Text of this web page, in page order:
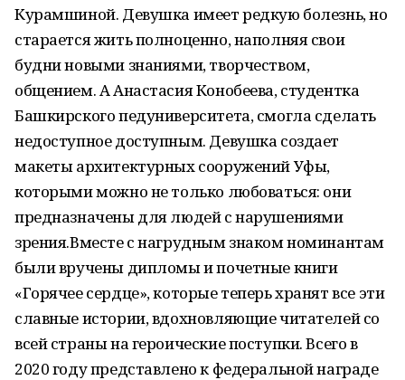
Курамшиной. Девушка имеет редкую болезнь, но
старается жить полноценно, наполняя свои
будни новыми знаниями, творчеством,
общением. А Анастасия Конобеева, студентка
Башкирского педуниверситета, смогла сделать
недоступное доступным. Девушка создает
макеты архитектурных сооружений Уфы,
которыми можно не только любоваться: они
предназначены для людей с нарушениями
зрения.Вместе с нагрудным знаком номинантам
были вручены дипломы и почетные книги
«Горячее сердце», которые теперь хранят все эти
славные истории, вдохновляющие читателей со
всей страны на героические поступки. Всего в
2020 году представлено к федеральной награде